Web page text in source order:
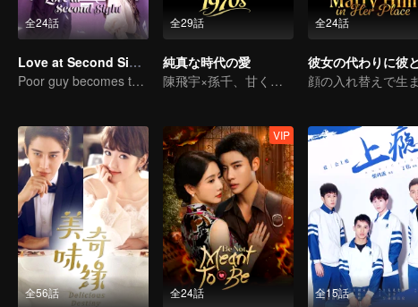
全24話
Love at Second Sight
Poor guy becomes the domineering CEO and pursues his first love
全29話
純真な時代の愛
陳飛宇×孫千、甘く切ない純愛物語
全24話
全56話 全24話
VIP
全15話